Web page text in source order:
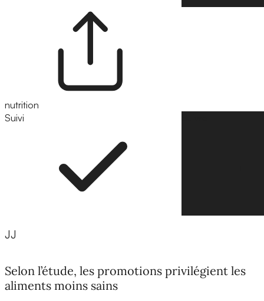
nutrition
Suivi
JJ
Selon l’étude, les promotions privilégient les
aliments moins sains